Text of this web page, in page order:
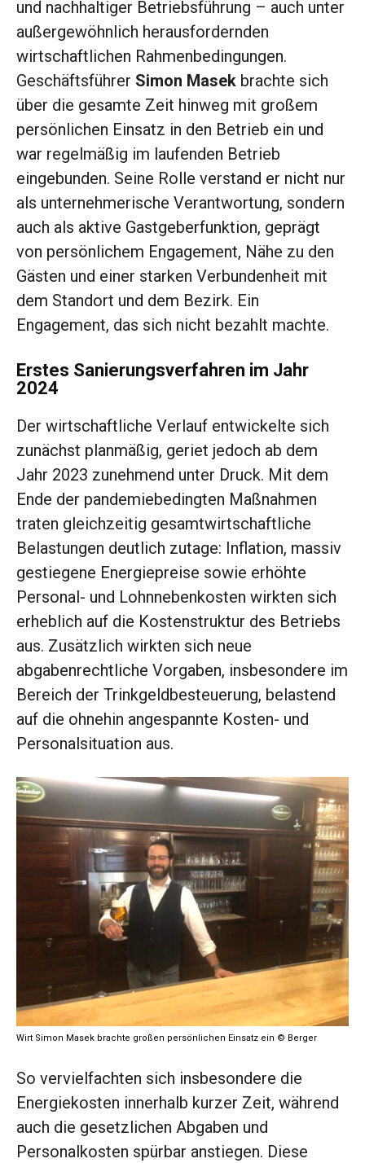
und nachhaltiger Betriebsführung – auch unter
außergewöhnlich herausfordernden
wirtschaftlichen Rahmenbedingungen.
Geschäftsführer Simon Masek brachte sich
über die gesamte Zeit hinweg mit großem
persönlichen Einsatz in den Betrieb ein und
war regelmäßig im laufenden Betrieb
eingebunden. Seine Rolle verstand er nicht nur
als unternehmerische Verantwortung, sondern
auch als aktive Gastgeberfunktion, geprägt
von persönlichem Engagement, Nähe zu den
Gästen und einer starken Verbundenheit mit
dem Standort und dem Bezirk. Ein
Engagement, das sich nicht bezahlt machte.
Erstes Sanierungsverfahren im Jahr
2024
Der wirtschaftliche Verlauf entwickelte sich
zunächst planmäßig, geriet jedoch ab dem
Jahr 2023 zunehmend unter Druck. Mit dem
Ende der pandemiebedingten Maßnahmen
traten gleichzeitig gesamtwirtschaftliche
Belastungen deutlich zutage: Inflation, massiv
gestiegene Energiepreise sowie erhöhte
Personal- und Lohnnebenkosten wirkten sich
erheblich auf die Kostenstruktur des Betriebs
aus. Zusätzlich wirkten sich neue
abgabenrechtliche Vorgaben, insbesondere im
Bereich der Trinkgeldbesteuerung, belastend
auf die ohnehin angespannte Kosten- und
Personalsituation aus.
Wirt Simon Masek brachte großen persönlichen Einsatz ein © Berger
So vervielfachten sich insbesondere die
Energiekosten innerhalb kurzer Zeit, während
auch die gesetzlichen Abgaben und
Personalkosten spürbar anstiegen. Diese